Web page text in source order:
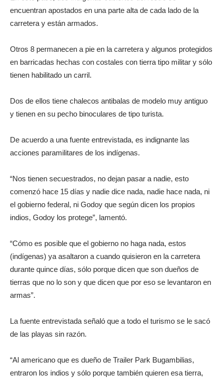
encuentran apostados en una parte alta de cada lado de la
carretera y están armados.
Otros 8 permanecen a pie en la carretera y algunos protegidos
en barricadas hechas con costales con tierra tipo militar y sólo
tienen habilitado un carril.
Dos de ellos tiene chalecos antibalas de modelo muy antiguo
y tienen en su pecho binoculares de tipo turista.
De acuerdo a una fuente entrevistada, es indignante las
acciones paramilitares de los indígenas.
“Nos tienen secuestrados, no dejan pasar a nadie, esto
comenzó hace 15 días y nadie dice nada, nadie hace nada, ni
el gobierno federal, ni Godoy que según dicen los propios
indios, Godoy los protege”, lamentó.
“Cómo es posible que el gobierno no haga nada, estos
(indígenas) ya asaltaron a cuando quisieron en la carretera
durante quince días, sólo porque dicen que son dueños de
tierras que no lo son y que dicen que por eso se levantaron en
armas”.
La fuente entrevistada señaló que a todo el turismo se le sacó
de las playas sin razón.
“Al americano que es dueño de Trailer Park Bugambilias,
entraron los indios y sólo porque también quieren esa tierra,